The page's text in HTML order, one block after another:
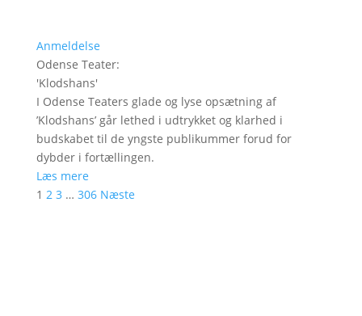
Anmeldelse
Odense Teater:
'Klodshans'
I Odense Teaters glade og lyse opsætning af
’Klodshans’ går lethed i udtrykket og klarhed i
budskabet til de yngste publikummer forud for
dybder i fortællingen.
Læs mere
1 2 3 … 306 Næste